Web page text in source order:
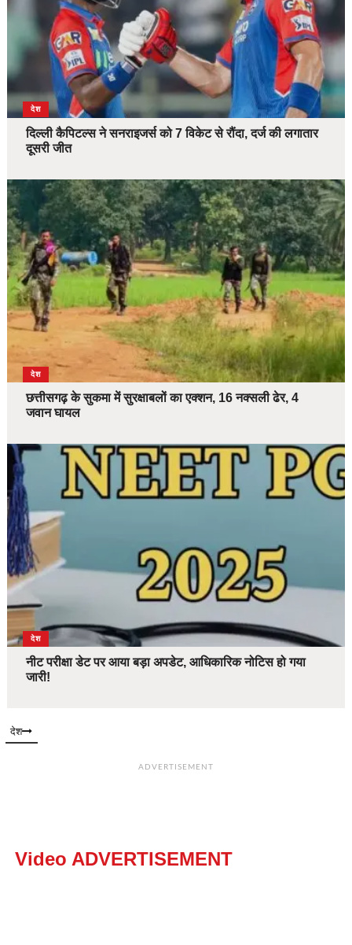
देश
दिल्ली कैपिटल्स ने सनराइजर्स को 7 विकेट से रौंदा, दर्ज की लगातार
दूसरी जीत
देश
छत्तीसगढ़ के सुकमा में सुरक्षाबलों का एक्शन, 16 नक्सली ढेर, 4
जवान घायल
देश
नीट परीक्षा डेट पर आया बड़ा अपडेट, आधिकारिक नोटिस हो गया
जारी!
देश
ADVERTISEMENT
Video ADVERTISEMENT